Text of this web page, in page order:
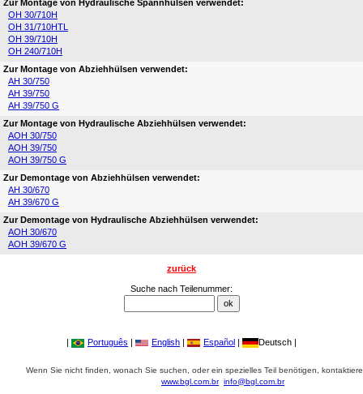
Zur Montage von Hydraulische Spannhülsen verwendet:
OH 30/710H
OH 31/710HTL
OH 39/710H
OH 240/710H
Zur Montage von Abziehhülsen verwendet:
AH 30/750
AH 39/750
AH 39/750 G
Zur Montage von Hydraulische Abziehhülsen verwendet:
AOH 30/750
AOH 39/750
AOH 39/750 G
Zur Demontage von Abziehhülsen verwendet:
AH 30/670
AH 39/670 G
Zur Demontage von Hydraulische Abziehhülsen verwendet:
AOH 30/670
AOH 39/670 G
zurück
Suche nach Teilenummer:
| Português | English | Español | Deutsch |
Wenn Sie nicht finden, wonach Sie suchen, oder ein spezielles Teil benötigen,
www.bgl.com.br info@bgl.com.br